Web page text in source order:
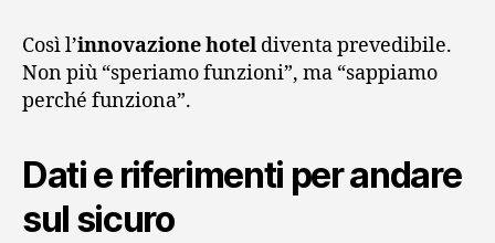
Così l’innovazione hotel diventa prevedibile.
Non più “speriamo funzioni”, ma “sappiamo
perché funziona”.
Dati e riferimenti per andare
sul sicuro